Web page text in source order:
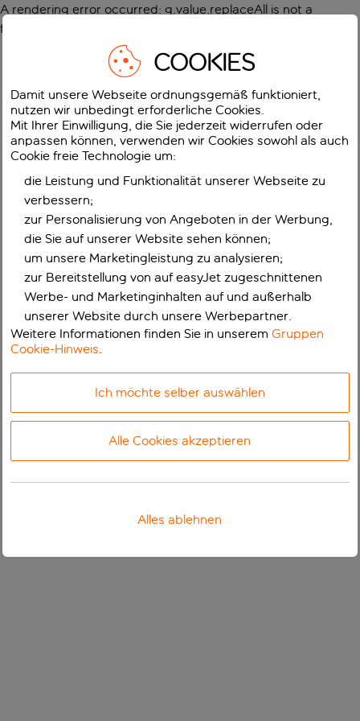
A rendering error occurred: g.value.replaceAll is not a
function
COOKIES
Damit unsere Webseite ordnungsgemäß funktioniert,
nutzen wir unbedingt erforderliche Cookies.
Mit Ihrer Einwilligung, die Sie jederzeit widerrufen oder
anpassen können, verwenden wir Cookies sowohl als auch
Cookie freie Technologie um:
die Leistung und Funktionalität unserer Webseite zu
verbessern;
zur Personalisierung von Angeboten in der Werbung,
die Sie auf unserer Website sehen können;
um unsere Marketingleistung zu analysieren;
zur Bereitstellung von auf easyJet zugeschnittenen
Werbe- und Marketinginhalten auf und außerhalb
unserer Website durch unsere Werbepartner.
Weitere Informationen finden Sie in unseremGruppen
Cookie-Hinweis.
Ich möchte selber auswählen
Alle Cookies akzeptieren
Alles ablehnen